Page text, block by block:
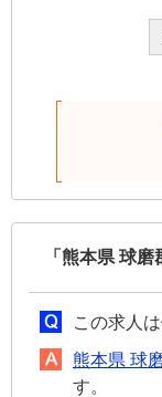
「熊本県 球磨
この求人
熊本県 球
す。